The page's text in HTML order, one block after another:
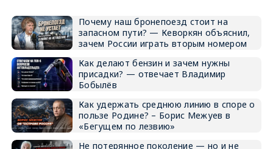
Почему наш бронепоезд стоит на
запасном пути? — Кеворкян объяснил,
зачем России играть вторым номером
Как делают бензин и зачем нужны
присадки? — отвечает Владимир
Бобылёв
Как удержать среднюю линию в споре о
пользе Родине? – Борис Межуев в
«Бегущем по лезвию»
Не потерянное поколение — но и не